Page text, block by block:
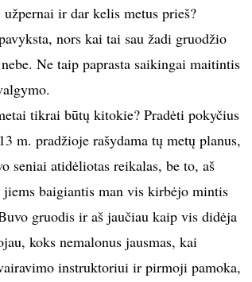
ir dar kelis metus prieš?
nors kai tai sau žadi gruodžio
Ne taip paprasta saikingai maitintis
tikrai būtų kitokie? Pradėti pokyčius
m. pradžioje rašydama tų metų planus,
seniai atidėliotas reikalas, be to, aš
baigiantis man vis kirbėjo mintis
gruodis ir aš jaučiau kaip vis didėja
koks nemalonus jausmas, kai
instruktoriui ir pirmoji pamoka,